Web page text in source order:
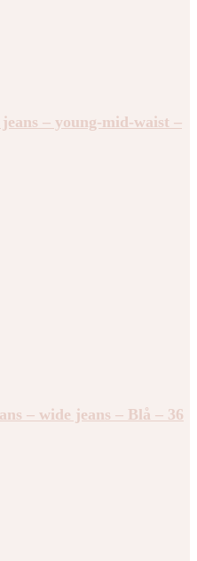
– young-mid-waist –
– wide jeans – Blå – 36